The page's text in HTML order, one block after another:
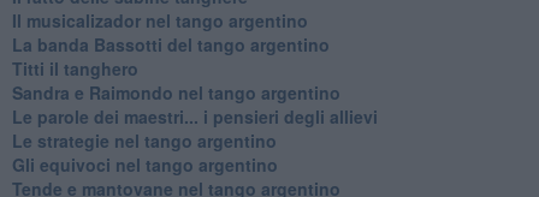
Il musicalizador nel tango argentino
La banda Bassotti del tango argentino
Titti il tanghero
Sandra e Raimondo nel tango argentino
Le parole dei maestri... i pensieri degli allievi
Le strategie nel tango argentino
Gli equivoci nel tango argentino
Tende e mantovane nel tango argentino